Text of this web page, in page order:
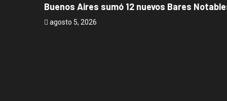
Buenos Aires sumó 12 nuevos Bares
agosto 5, 2026